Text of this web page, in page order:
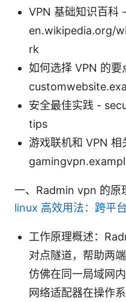
VPN 基础知识百科 -
en.wikipedia.org/
rk
如何选择 VPN 的要
安全最佳实践 -
tips
游戏联机和 VPN 相
一、Radmin vpn 的原
linux 高效用法：跨平
工作原理概述：
对点隧道，帮助两
仿佛在同一局域网
网络适配器在操作